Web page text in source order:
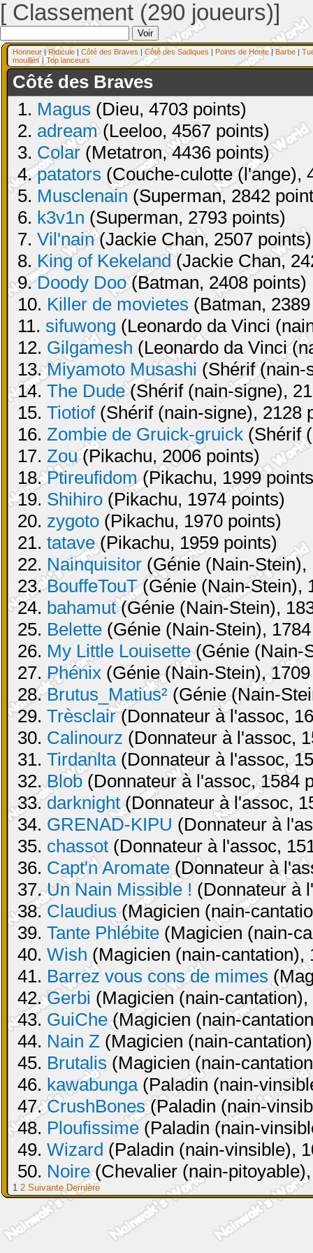
[ Classement (290 joueurs)]
Honneur|Ridicule | Côté des Braves | Côté des Sadiques | Points de Honte| Barbe |
mouillés| Top lanceurs
Côté des Braves
1. Magus (Dieu, 4703 points)
2. adream(Leeloo, 4567 points)
3. Colar (Metatron, 4436 points)
4.patators (Couche-culotte (l'ange),
5. Musclenain (Superman, 2842
6. k3v1n (Superman, 2793 points)
7. Vil'nain(Jackie Chan, 2507 points)
8. King of Kekeland(Jackie Chan,
9.Doody Doo(Batman, 2408 points)
10. Killer de movietes (Batman,
11. sifuwong (Leonardo da Vinci
12. Gilgamesh (Leonardo da Vinci
13.Miyamoto Musashi (Shérif (nain-
14. The Dude(Shérif (nain-signe),
15. Tiotiof(Shérif (nain-signe), 2128
16. Zombie de Gruick-gruick (Shérif
17. Zou(Pikachu, 2006 points)
18.Ptireufidom(Pikachu, 1999
19. Shihiro (Pikachu, 1974 points)
20. zygoto (Pikachu, 1970 points)
21. tatave(Pikachu, 1959 points)
22. Nainquisitor (Génie (Nain-Stein),
23.BouffeTouT(Génie (Nain-Stein),
24. bahamut(Génie (Nain-Stein),
25. Belette (Génie (Nain-Stein),
26. My Little Louisette(Génie (Nain-
27. Phénix (Génie (Nain-Stein),
28.Brutus_Matius² (Génie (Nain-
29. Trèsclair(Donnateur à l'assoc,
30. Calinourz (Donnateur à l'assoc,
31. Tirdanlta(Donnateur à l'assoc,
32.Blob (Donnateur à l'assoc, 1584
33.darknight(Donnateur à l'assoc,
34. GRENAD-KIPU (Donnateur à
35. chassot (Donnateur à l'assoc,
36. Capt'n Aromate(Donnateur à
37.Un Nain Missible ! (Donnateur à
38.Claudius(Magicien (nain-
39. Tante Phlébite (Magicien (nain-
40. Wish (Magicien (nain-cantation),
41. Barrez vous cons de mimes
42.Gerbi (Magicien (nain-
43. GuiChe(Magicien (nain-
44. Nain Z (Magicien (nain-
45. Brutalis (Magicien (nain-
46. kawabunga(Paladin (nain-
47.CrushBones(Paladin (nain-
48. Ploufissime (Paladin (nain-
49. Wizard (Paladin (nain-vinsible),
50. Noire(Chevalier (nain-
1 2 Suivante Dernière